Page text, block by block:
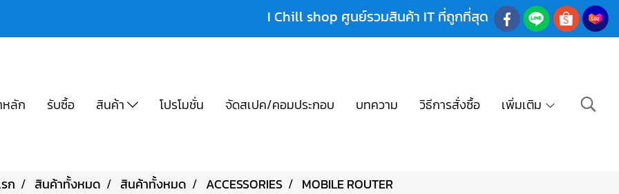
I Chill shop ศูนย์รวมสินค้า IT ที่ถูกที่สุด
ลัก รับซื้อ สินค้า โปรโมชั่น จัดสเปค/คอมประกอบ บทความ วิธีการสั่งซื้อ เพิ่มเติม
ก สินค้าทั้งหมด สินค้าทั้งหมด ACCESSORIES MOBILE ROUTER